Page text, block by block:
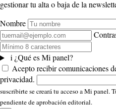
gestionar tu alta o baja de la
Nombre
i¿Qué es Mi panel?
Acepto recibir comunicaciones
privacidad.
suscribirte se creará tu acceso a Mi panel.
pendiente de aprobación editorial.